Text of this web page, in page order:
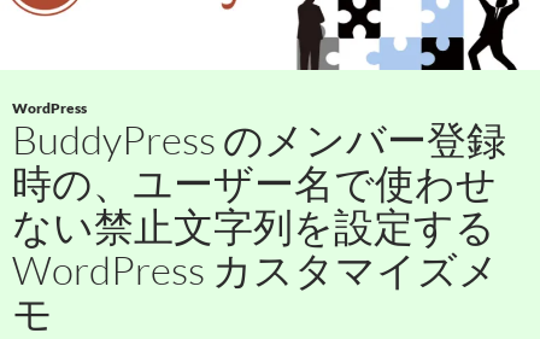
WordPress
BuddyPress のメンバー登録
時の、ユーザー名で使わせ
ない禁止文字列を設定する
WordPress カスタマイズメ
モ